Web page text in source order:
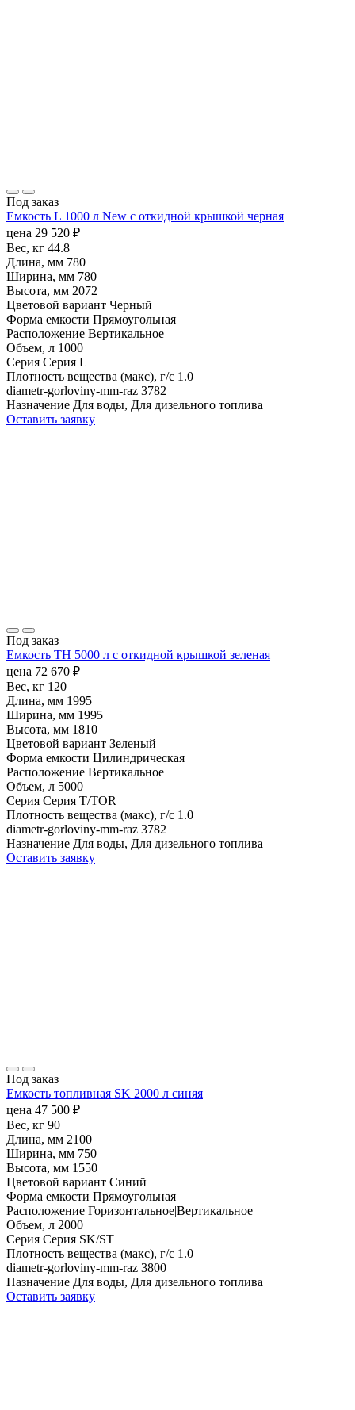
Под заказ
Емкость L 1000 л New с откидной крышкой черная
цена 29 520 ₽
Вес, кг 44.8
Длина, мм 780
Ширина, мм 780
Высота, мм 2072
Цветовой вариант Черный
Форма емкости Прямоугольная
Расположение Вертикальное
Объем, л 1000
Серия Серия L
Плотность вещества (макс), г/с 1.0
diametr-gorloviny-mm-raz 3782
Назначение Для воды, Для дизельного топлива
Оставить заявку
Под заказ
Емкость TH 5000 л с откидной крышкой зеленая
цена 72 670 ₽
Вес, кг 120
Длина, мм 1995
Ширина, мм 1995
Высота, мм 1810
Цветовой вариант Зеленый
Форма емкости Цилиндрическая
Расположение Вертикальное
Объем, л 5000
Серия Серия T/TOR
Плотность вещества (макс), г/с 1.0
diametr-gorloviny-mm-raz 3782
Назначение Для воды, Для дизельного топлива
Оставить заявку
Под заказ
Емкость топливная SK 2000 л синяя
цена 47 500 ₽
Вес, кг 90
Длина, мм 2100
Ширина, мм 750
Высота, мм 1550
Цветовой вариант Синий
Форма емкости Прямоугольная
Расположение Горизонтальное|Вертикальное
Объем, л 2000
Серия Серия SK/ST
Плотность вещества (макс), г/с 1.0
diametr-gorloviny-mm-raz 3800
Назначение Для воды, Для дизельного топлива
Оставить заявку